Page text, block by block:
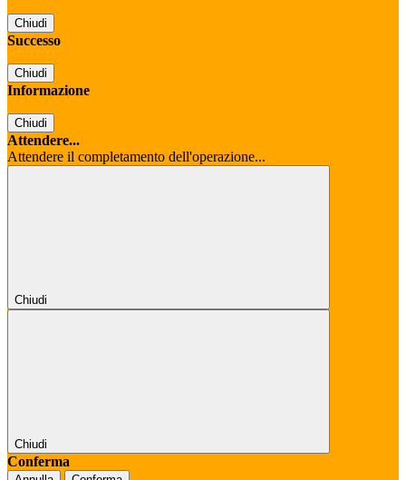
Chiudi
Successo
Chiudi
Informazione
Chiudi
Attendere...
Attendere il completamento dell'operazione...
Chiudi
Chiudi
Conferma